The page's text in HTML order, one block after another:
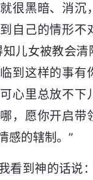
很黑暗、消沉
自己的情形不
知儿女被教会
到这样的事有
心里总放不下
，愿你开启带
感的辖制。”
看到神的话说